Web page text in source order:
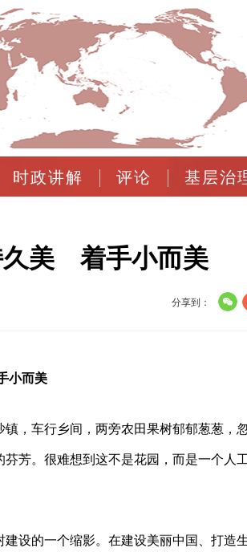
时政讲解 评论 基层治
久美 着手小而美
分享到：
小而美
，车行乡间，两旁农田果树郁郁葱葱，
芳。很难想到这不是花园，而是一个人
设的一个缩影。在建设美丽中国、打造